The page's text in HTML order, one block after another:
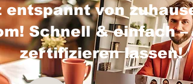
entspannt von
Schnell & einfach –
zertifizieren lassen!